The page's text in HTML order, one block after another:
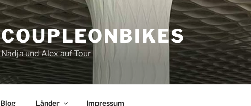
COUPLEONBIKES
Nadja und Alex auf Tour
Blog Länder Impressum